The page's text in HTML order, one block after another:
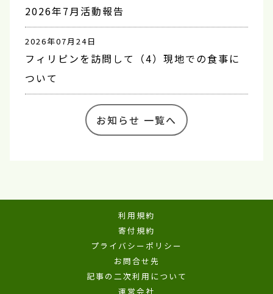
2026年7月活動報告
2026年07月24日
フィリピンを訪問して（4）現地での食事に
ついて
お知らせ 一覧へ
利用規約
寄付規約
プライバシーポリシー
お問合せ先
記事の二次利用について
運営会社